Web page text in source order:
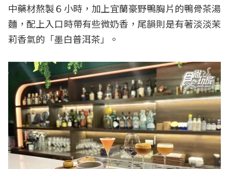
中藥材熬製６小時，加上宜蘭豪野鴨胸片的鴨骨茶湯
麵，配上入口時帶有些微奶香，尾韻則是有著淡淡茉
莉香氣的「墨白普洱茶」。